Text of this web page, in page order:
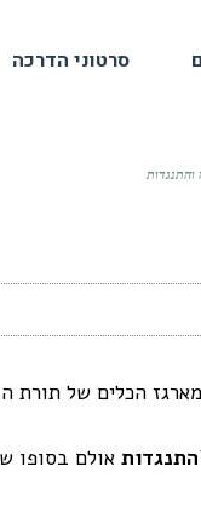
סרטוני הדרכה
והתנגדות
הכלים של תורת
אולם בסופו